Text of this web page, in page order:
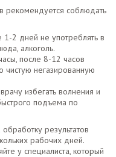
рекомендуется соблюдать
2 дней не употреблять в
алкоголь.
после 8-12 часов
чистую негазированную
избегать волнения и
подъема по
результатов
рабочих дней.
у специалиста, который